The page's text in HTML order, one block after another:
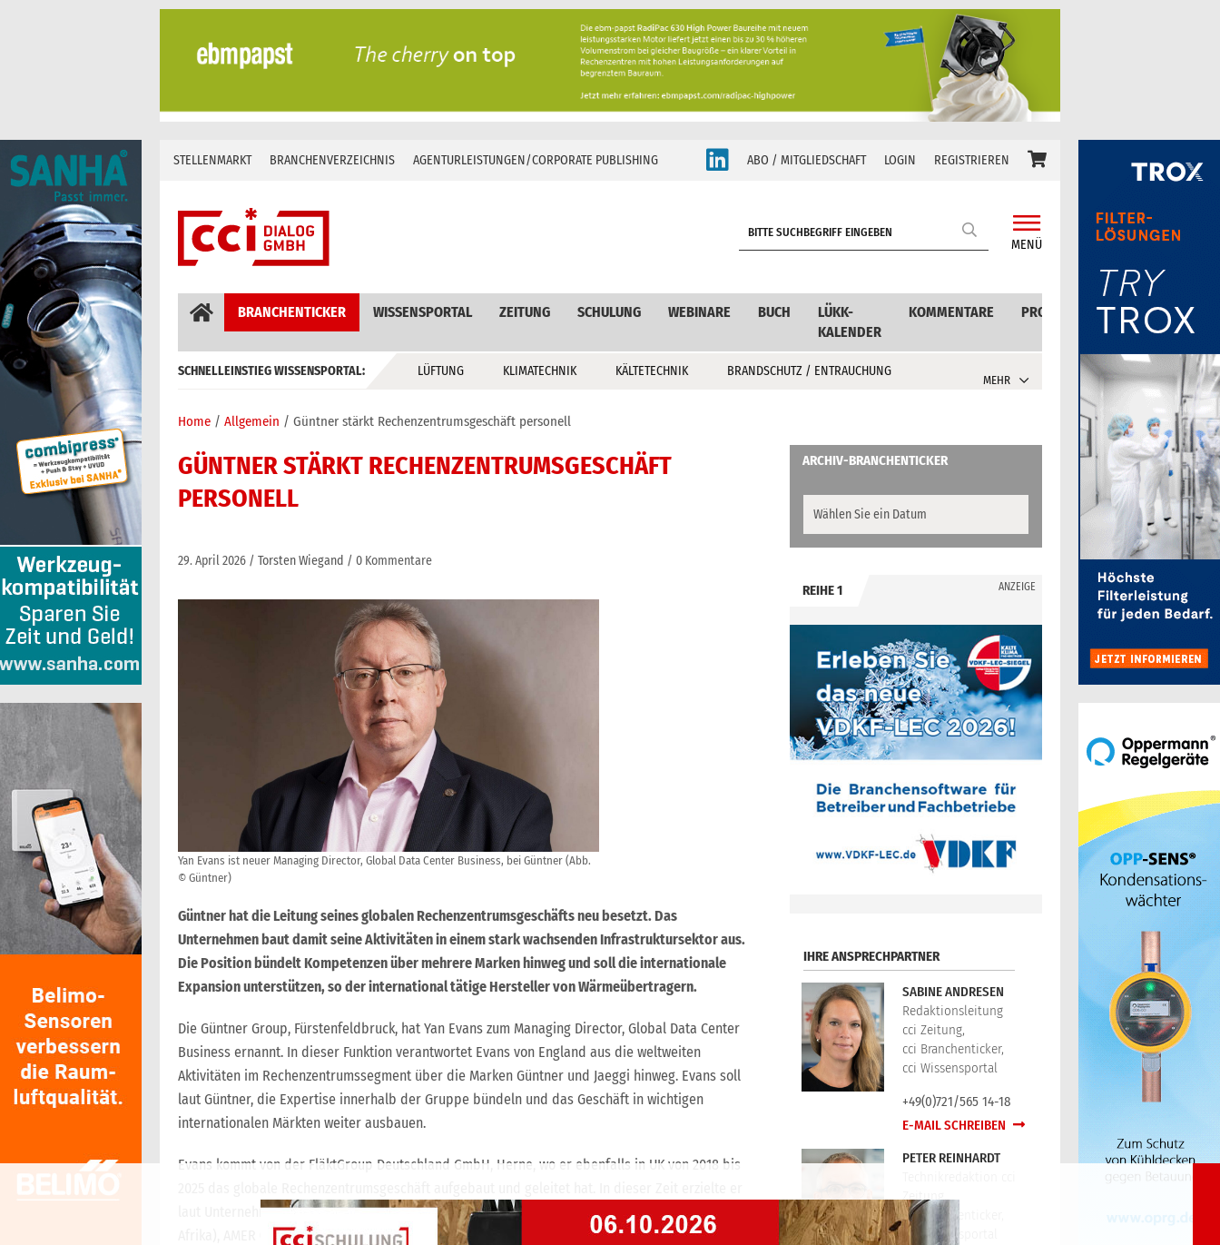
Skip
content
STELLENMARKT BRANCHENVERZEICHNIS AGENTURLEISTUNGEN/CORPORATE PUBLISHING ABO / MITGLIEDSCHAFT LOGIN REGISTRIEREN
MENÜ
BRANCHENTICKER WISSENSPORTAL ZEITUNG SCHULUNG WEBINARE BUCH
LÜKK-
KALENDER
KOMMENTARE PRODUKTE
SCHNELLEINSTIEG WISSENSPORTAL: LÜFTUNG KLIMATECHNIK KÄLTETECHNIK BRANDSCHUTZ / ENTRAUCHUNG
MEHR
Home Allgemein Güntner stärkt Rechenzentrumsgeschäft personell
GÜNTNER STÄRKT RECHENZENTRUMSGESCHÄFT
PERSONELL
29. April 2026 Torsten Wiegand 0 Kommentare
Yan Evans ist neuer Managing Director, Global Data Center Business, bei Güntner (Abb.
© Güntner)
Güntner hat die Leitung seines globalen Rechenzentrumsgeschäfts neu besetzt. Das
Unternehmen baut damit seine Aktivitäten in einem stark wachsenden Infrastruktursektor aus.
Die Position bündelt Kompetenzen über mehrere Marken hinweg und soll die internationale
Expansion unterstützen, so der international tätige Hersteller von Wärmeübertragern.
Die Güntner Group, Fürstenfeldbruck, hat Yan Evans zum Managing Director, Global Data Center
Business ernannt. In dieser Funktion verantwortet Evans von England aus die weltweiten
Aktivitäten im Rechenzentrumssegment über die Marken Güntner und Jaeggi hinweg. Evans soll
laut Güntner, die Expertise innerhalb der Gruppe bündeln und das Geschäft in wichtigen
internationalen Märkten weiter ausbauen.
Evans kommt von der FläktGroup Deutschland GmbH, Herne, wo er ebenfalls in UK von 2018 bis
laut Unternehmen ein starkes Wachstum in den Regionen EMEA (Europa, Naher Osten und
Afrika), AMER (Nord-, Mittel- und Südamerika) und APAC (Asien-Pazifik-Raum). Als Chartered
ARCHIV-BRANCHENTICKER
REIHE 1 ANZEIGE
IHRE ANSPRECHPARTNER
SABINE ANDRESEN
Redaktionsleitung
cci Zeitung,
cci Branchenticker,
cci Wissensportal
+49(0)721/565 14-18
E-MAIL SCHREIBEN
PETER REINHARDT
Zeitung,
cci Branchenticker,
cci Wissensportal